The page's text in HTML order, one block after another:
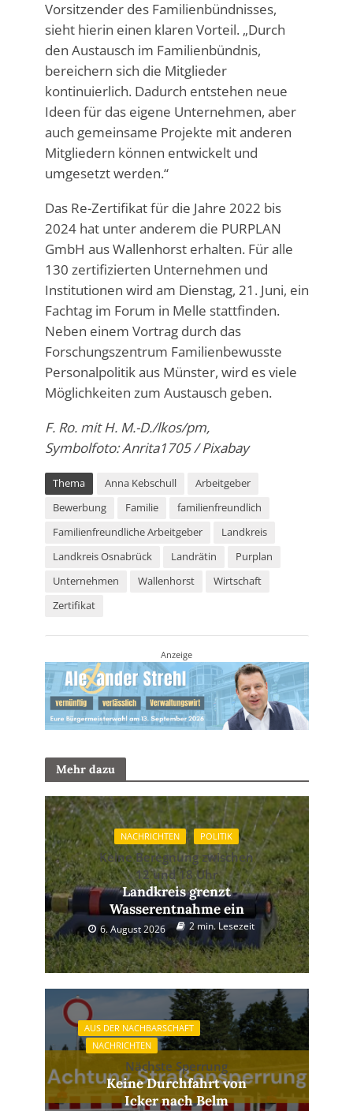
Vorsitzender des Familienbündnisses,
sieht hierin einen klaren Vorteil. „Durch
den Austausch im Familienbündnis,
bereichern sich die Mitglieder
kontinuierlich. Dadurch entstehen neue
Ideen für das eigene Unternehmen, aber
auch gemeinsame Projekte mit anderen
Mitgliedern können entwickelt und
umgesetzt werden.“
Das Re-Zertifikat für die Jahre 2022 bis
2024 hat unter anderem die PURPLAN
GmbH aus Wallenhorst erhalten. Für alle
130 zertifizierten Unternehmen und
Institutionen wird am Dienstag, 21. Juni, ein
Fachtag im Forum in Melle stattfinden.
Neben einem Vortrag durch das
Forschungszentrum Familienbewusste
Personalpolitik aus Münster, wird es viele
Möglichkeiten zum Austausch geben.
F. Ro. mit H. M.-D./lkos/pm,
Symbolfoto: Anrita1705 / Pixabay
Thema Anna Kebschull
Arbeitgeber
Bewerbung
Familie
familienfreundlich
Familienfreundliche Arbeitgeber
Landkreis
Landkreis Osnabrück
Landrätin
Purplan
Unternehmen
Wallenhorst
Wirtschaft
Zertifikat
Anzeige
Mehr dazu
NACHRICHTEN POLITIK
Keine Beregnung zwischen
12 und 18 Uhr
Landkreis grenzt
Wasserentnahme ein
6. August 2026 2 min. Lesezeit
AUS DER NACHBARSCHAFT
NACHRICHTEN
Nächste Sperrung
Keine Durchfahrt von
Icker nach Belm